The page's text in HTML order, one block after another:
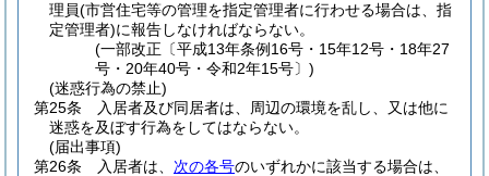
理員(市営住宅等の管理を指定管理者に行わせる場合は、指
定管理者)に報告しなければならない。
(一部改正〔平成13年条例16号・15年12号・18年27
号・20年40号・令和2年15号〕)
(迷惑行為の禁止)
第25条
入居者及び同居者は、周辺の環境を乱し、又は他に
迷惑を及ぼす行為をしてはならない。
(届出事項)
第26条
入居者は、 次の各号のいずれかに該当する場合は、